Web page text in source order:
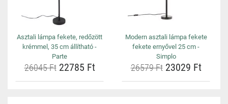
Asztali lámpa fekete, redőzött
krémmel, 35 cm állítható -
Parte
26045 Ft22785 Ft
Modern asztali lámpa fekete
fekete ernyővel 25 cm -
Simplo
26579 Ft23029 Ft